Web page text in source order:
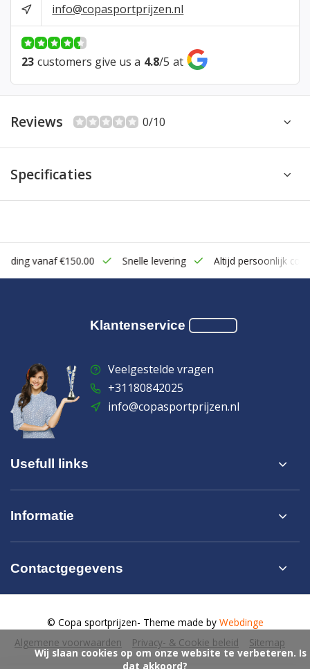
info@copasportprijzen.nl
23 customers give us a 4.8/5 at
Reviews 0/10
Specificaties
vanaf €150.00 Snelle levering Altijd persoonlijk
Klantenservice
Veelgestelde vragen
+31180842025
info@copasportprijzen.nl
Usefull links
Informatie
Contactgegevens
Algemene voorwaarden Privacy- & Cookie beleid Sitemap
© Copa sportprijzen- Theme made by Webdinge
            Wij slaan cookies op om onze website te verbeteren. Is
dat akkoord?